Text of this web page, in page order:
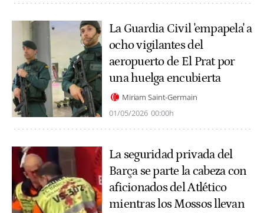
La Guardia Civil 'empapela' a
ocho vigilantes del
aeropuerto de El Prat por
una huelga encubierta
Miriam Saint-Germain
01/05/2026 00:00h
La seguridad privada del
Barça se parte la cabeza con
aficionados del Atlético
mientras los Mossos llevan